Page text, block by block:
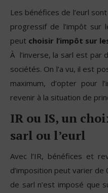
Les bénéfices de l’eurl
progressif de l’impôt sur
peut choisir l’impôt sur
À l’inverse, la sarl est par
sociétés. On l’a vu, il est
maximum, d’opter pour
revenir à la situation de
IR ou IS, un
sarl ou l’eurl
Avec l’IR, bénéfices et
d’imposition peut varier
de sarl n’est imposé que